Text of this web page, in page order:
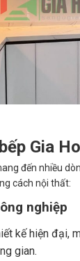
Gia
đến nhiều
cách nội thất:
nghiệp
kế hiện đại,
gian.